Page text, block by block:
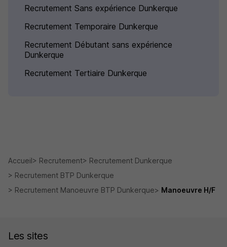
Recrutement Sans expérience Dunkerque
Recrutement Temporaire Dunkerque
Recrutement Débutant sans expérience
Dunkerque
Recrutement Tertiaire Dunkerque
Accueil Recrutement
Recrutement Dunkerque
Recrutement BTP Dunkerque
Recrutement Manoeuvre BTP Dunkerque
Manoeuvre H/F
Les sites